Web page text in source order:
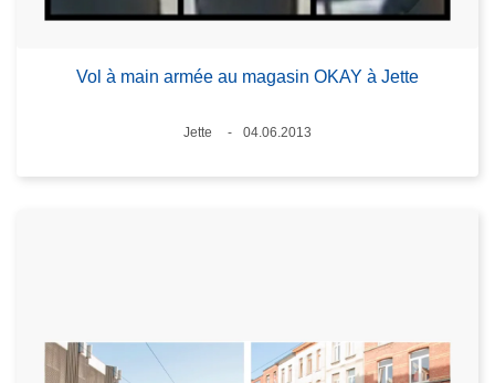
Vol à main armée au magasin OKAY à Jette
Standort
Jette
04.06.2013